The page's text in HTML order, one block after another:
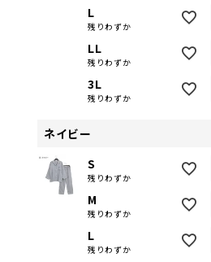
L
残りわずか
LL
残りわずか
3L
残りわずか
ネイビー
S
残りわずか
M
残りわずか
L
残りわずか